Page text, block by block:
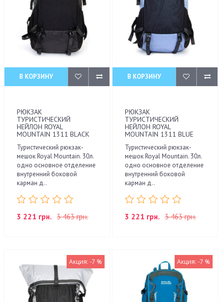
В КОРЗИНУ
РЮКЗАК
ТУРИСТИЧЕСКИЙ
НЕЙЛОН ROYAL
MOUNTAIN 1311 BLACK
Туристический рюкзак-
мешок Royal Mountain. 30л.
одно основное отделение
внутренний боковой
карман д..
3 221 грн. 3 463 грн.
В КОРЗИНУ
РЮКЗАК
ТУРИСТИЧЕСКИЙ
НЕЙЛОН ROYAL
MOUNTAIN 1311 BLUE
Туристический рюкзак-
мешок Royal Mountain. 30л.
одно основное отделение
внутренний боковой
карман д..
3 221 грн. 3 463 грн.
Акция: -7 % Акция: -7 %